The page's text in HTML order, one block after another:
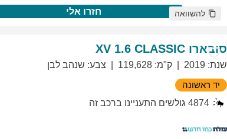
חזרו אלי להשוואה
סובארו XV 1.6 CLASSIC
שנת:
2019 ק"מ:
119,628 צבע: שנהב לבן
יד ראשונה
4874 גולשים התעניינו ברכב זה